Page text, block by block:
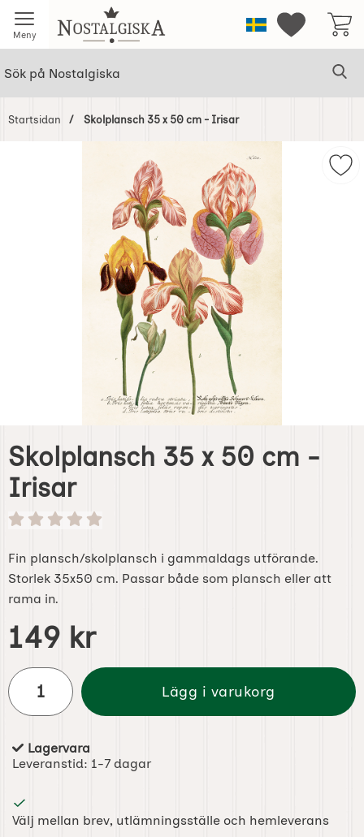
Meny Startsidan för NostalgiskaSverigeMina
Startsidan Skolplansch 35 x 50 cm - Irisar
Skolplansch 35 x 50 cm -
Irisar
Fin plansch/skolplansch i gammaldags utförande.
Storlek 35x50 cm. Passar både som plansch eller att
rama in.
Handla denna produkt Skolplansch 35 x 50 cm - Irisar
pris
149 kr
antal
Lägg i varukorg
Tillgänglighet:
Lagervara
Leveranstid: 1-7 dagar
Välj mellan brev, utlämningsställe och hemleverans